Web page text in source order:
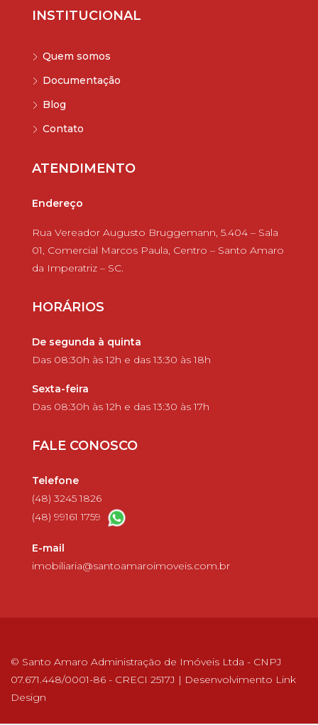
INSTITUCIONAL
Quem somos
Documentação
Blog
Contato
ATENDIMENTO
Endereço
Rua Vereador Augusto Bruggemann, 5.404 – Sala
01, Comercial Marcos Paula, Centro – Santo Amaro
da Imperatriz – SC.
HORÁRIOS
De segunda à quinta
Das 08:30h às 12h e das 13:30 às 18h
Sexta-feira
Das 08:30h às 12h e das 13:30 às 17h
FALE CONOSCO
Telefone
(48) 3245 1826
(48) 99161 1759
E-mail
imobiliaria@santoamaroimoveis.com.br
© Santo Amaro Administração de Imóveis Ltda - CNPJ
07.671.448/0001-86 - CRECI 2517J | Desenvolvimento Link
Design